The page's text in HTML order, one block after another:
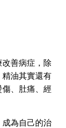
善病症，除
油其實還有
、肚痛、經
為自己的治